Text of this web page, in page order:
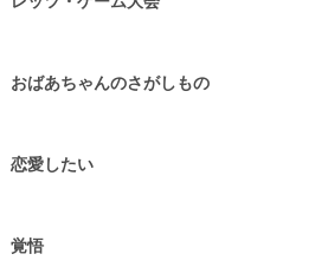
ばあちゃんのさがしもの
愛したい
覚悟